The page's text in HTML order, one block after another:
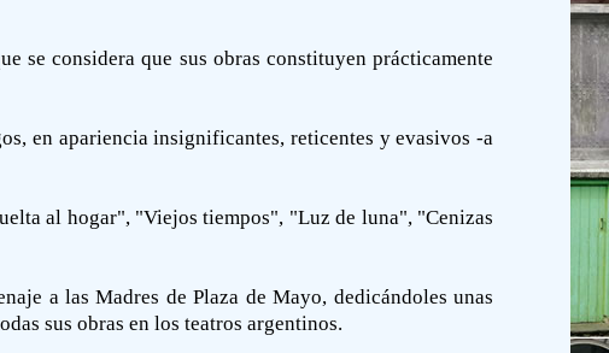
se considera que sus obras constituyen prácticamente
en apariencia insignificantes, reticentes y evasivos -a
al hogar", "Viejos tiempos", "Luz de luna", "Cenizas
a las Madres de Plaza de Mayo, dedicándoles unas
sus obras en los teatros argentinos.